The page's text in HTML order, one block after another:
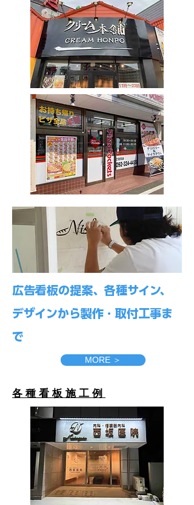
広告看板の提案、各種サイン、
デザインから製作・取付工事ま
で
MORE ＞
各 種 看 板 施 工 例